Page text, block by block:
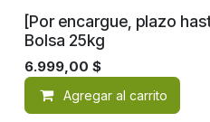
[Por encargue, plazo
Bolsa 25kg
6.999,00 $
Agregar al carrito